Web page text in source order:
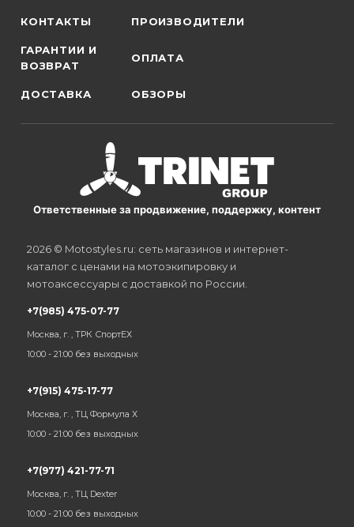
КОНТАКТЫ ПРОИЗВОДИТЕЛИ
ГАРАНТИИ И
ВОЗВРАТ
ОПЛАТА
ДОСТАВКА ОБЗОРЫ
Ответственные за продвижение, поддержку, контент
2026 © Motostyles.ru: сеть магазинов и интернет-
каталог с ценами на мотоэкипировку и
мотоаксессуары с доставкой по России.
+7(985) 475-07-77
Москва, г. , ТРК СпортЕХ
10:00 - 21:00 без выходных
+7(915) 475-17-77
Москва, г. , ТЦ Формула Х
10:00 - 21:00 без выходных
+7(977) 421-77-71
Москва, г. , ТЦ Dexter
10:00 - 21:00 без выходных